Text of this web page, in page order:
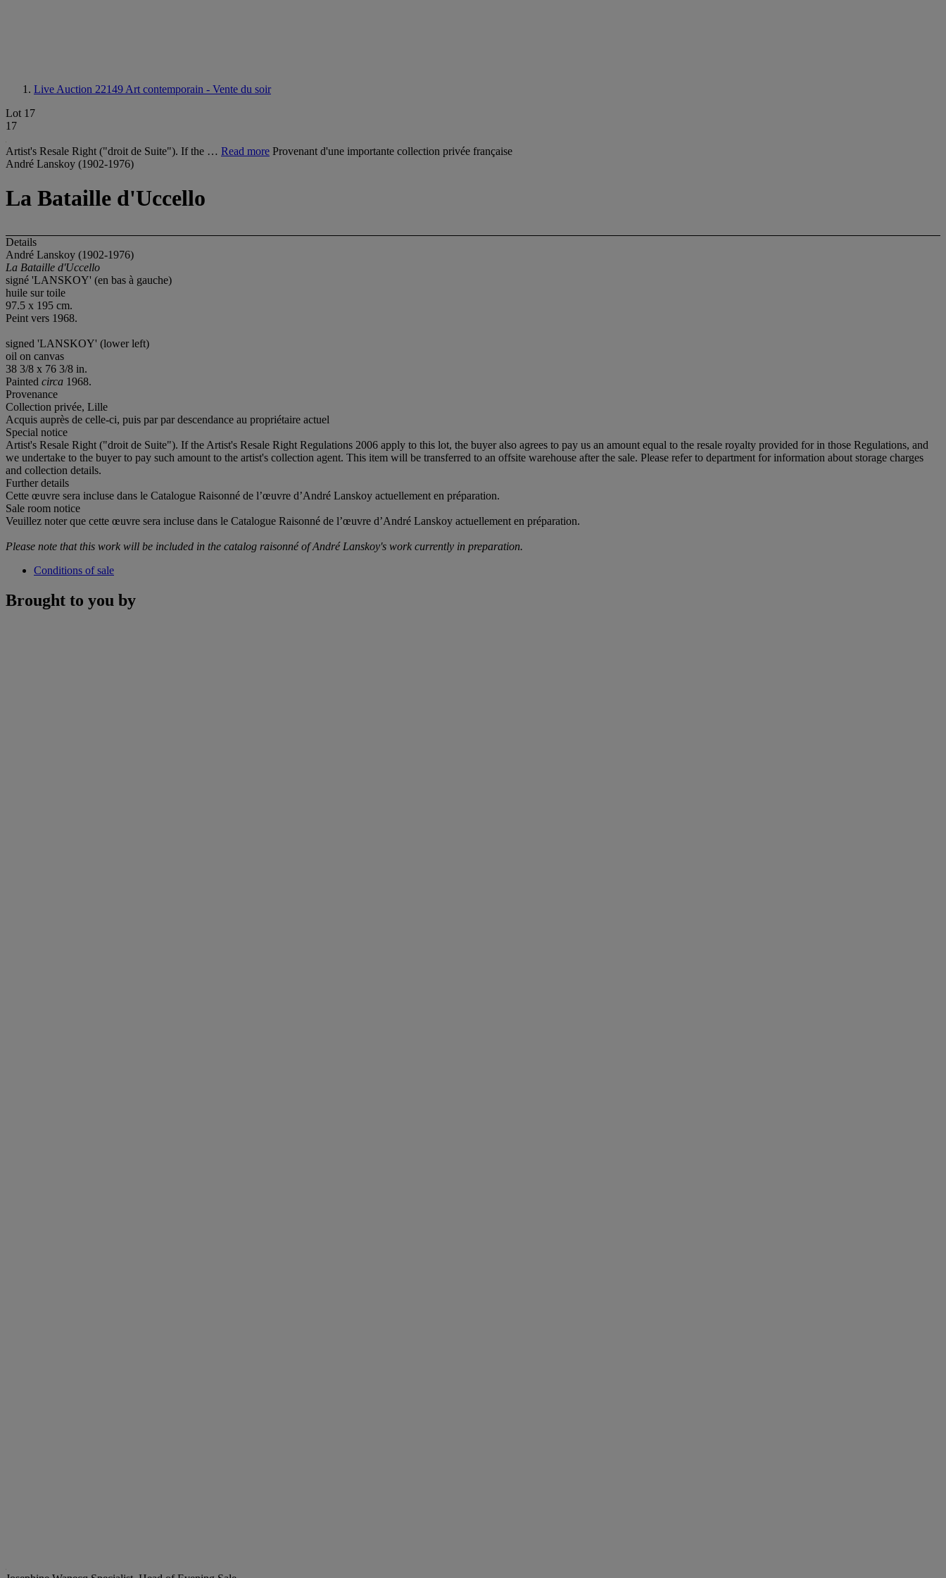
Live Auction 22149 Art contemporain - Vente du soir
Lot 17
17
Artist's Resale Right ("droit de Suite"). If the … Read more Provenant d'une importante collection privée française
André Lanskoy (1902-1976)
La Bataille d'Uccello
Details
André Lanskoy (1902-1976)
La Bataille d'Uccello
signé 'LANSKOY' (en bas à gauche)
huile sur toile
97.5 x 195 cm.
Peint vers 1968.
signed 'LANSKOY' (lower left)
oil on canvas
38 3/8 x 76 3/8 in.
Painted circa 1968.
Provenance
Collection privée, Lille
Acquis auprès de celle-ci, puis par par descendance au propriétaire actuel
Special notice
Artist's Resale Right ("droit de Suite"). If the Artist's Resale Right Regulations 2006 apply to this lot, the buyer also agrees to pay us an amount equal to the resale royalty provided for in those Regulations, and
we undertake to the buyer to pay such amount to the artist's collection agent. This item will be transferred to an offsite warehouse after the sale. Please refer to department for information about storage charges
and collection details.
Further details
Cette œuvre sera incluse dans le Catalogue Raisonné de l’œuvre d’André Lanskoy actuellement en préparation.
Sale room notice
Veuillez noter que cette œuvre sera incluse dans le Catalogue Raisonné de l’œuvre d’André Lanskoy actuellement en préparation.
Please note that this work will be included in the catalog raisonné of André Lanskoy's work currently in preparation.
Conditions of sale
Brought to you by